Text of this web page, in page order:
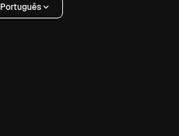
Português